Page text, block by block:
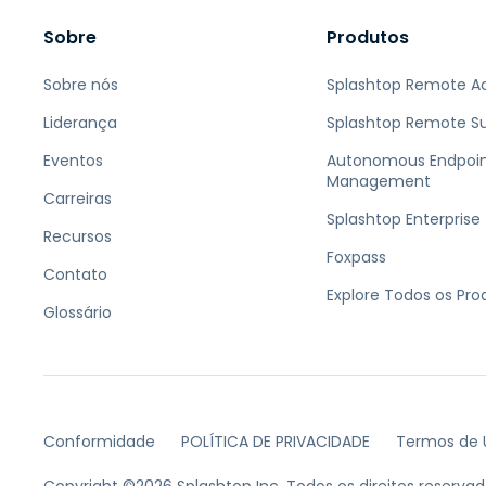
Sobre
Sobre nós
Liderança
Eventos
Carreiras
Recursos
Contato
Glossário
Produtos
Splashtop Remote
Splashtop Remote
Autonomous
Management
Splashtop Enterprise
Foxpass
Explore Todos os
Conformidade POLÍTICA DE PRIVACIDADE Termos de